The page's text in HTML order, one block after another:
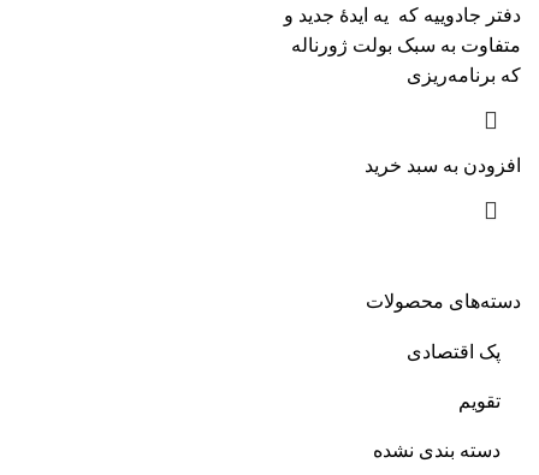
دسته‌های محصولات
پک اقتصادی
تقویم
دسته بندی نشده
دفتر جادوییه که یه ایدهٔ جدید و
متفاوت به سبک بولت ژورناله
که برنامه‌ریزی
افزودن به سبد خرید